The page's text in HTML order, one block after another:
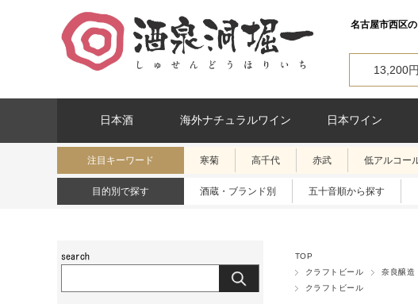
名古屋市西区
13,200
日本酒 海外ナチュラルワイン 日本ワイン
注目キーワード 寒菊 高千代 赤武 低アルコー
目的別で探す 酒蔵・ブランド別 五十音順から探す
TOP
クラフトビール
奈良醸造
クラフトビール